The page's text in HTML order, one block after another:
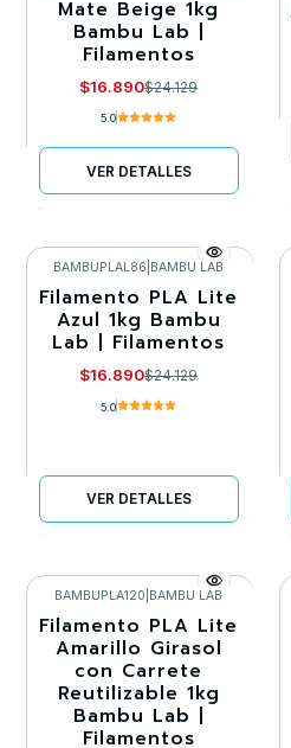
Llega el 20/09/2026
Mate Beige 1kg
Bambu Lab |
Filamentos
$16.890$24.129
5.0
VER DETALLES
-30%
Agotado
BAMBUPLAL86 BAMBU LAB
Filamento PLA Lite
Azul 1kg Bambu
Lab | Filamentos
$16.890$24.129
5.0
VER DETALLES
-30%
Agotado
BAMBUPLA120 BAMBU LAB
Filamento PLA Lite
Amarillo Girasol
con Carrete
Reutilizable 1kg
Bambu Lab |
Filamentos